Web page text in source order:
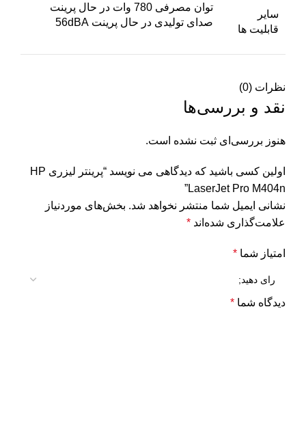
سایر
قابلیت ها
توان مصرفی 780 وات در حال پرینت
صدای تولیدی در حال پرینت 56dBA
نظرات (0)
نقد و بررسی‌ها
هنوز بررسی‌ای ثبت نشده است.
اولین کسی باشید که دیدگاهی می نویسد “پرینتر لیزری HP
LaserJet Pro M404n”
نشانی ایمیل شما منتشر نخواهد شد. بخش‌های موردنیاز
علامت‌گذاری شده‌اند *
امتیاز شما *
دیدگاه شما *